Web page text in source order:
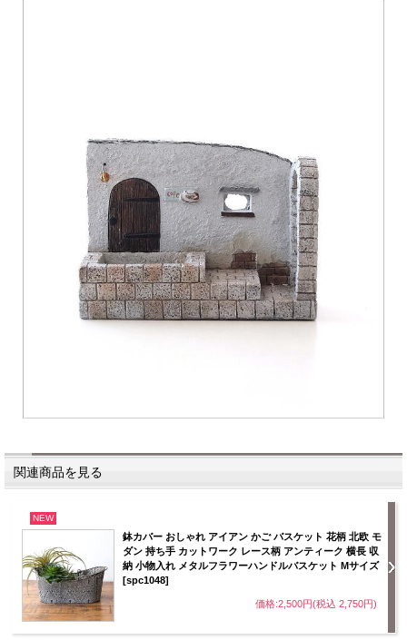
関連商品を見る
NEW
鉢カバー おしゃれ アイアン かご バスケット 花柄 北欧 モ
ダン 持ち手 カットワーク レース柄 アンティーク 横長 収
納 小物入れ メタルフラワーハンドルバスケット Mサイズ
[spc1048]
価格:2,500円(税込 2,750円)